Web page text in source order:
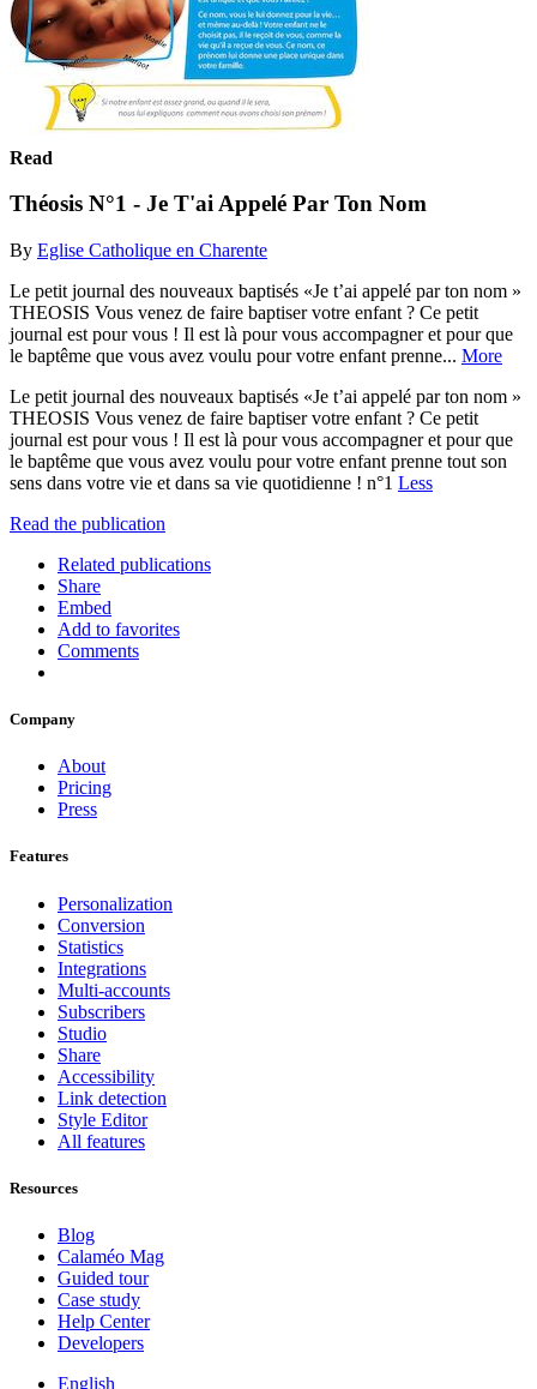
Read
Théosis N°1 - Je T'ai Appelé Par Ton Nom
By Eglise Catholique en Charente
Le petit journal des nouveaux baptisés «Je t’ai appelé par ton nom »
THEOSIS Vous venez de faire baptiser votre enfant ? Ce petit
journal est pour vous ! Il est là pour vous accompagner et pour que
le baptême que vous avez voulu pour votre enfant prenne... More
Le petit journal des nouveaux baptisés «Je t’ai appelé par ton nom »
THEOSIS Vous venez de faire baptiser votre enfant ? Ce petit
journal est pour vous ! Il est là pour vous accompagner et pour que
le baptême que vous avez voulu pour votre enfant prenne tout son
sens dans votre vie et dans sa vie quotidienne ! n°1 Less
Read the publication
Related publications
Share
Embed
Add to favorites
Comments
Company
About
Pricing
Press
Features
Personalization
Conversion
Statistics
Integrations
Multi-accounts
Subscribers
Studio
Share
Accessibility
Link detection
Style Editor
All features
Resources
Blog
Calaméo Mag
Guided tour
Case study
Help Center
Developers
English